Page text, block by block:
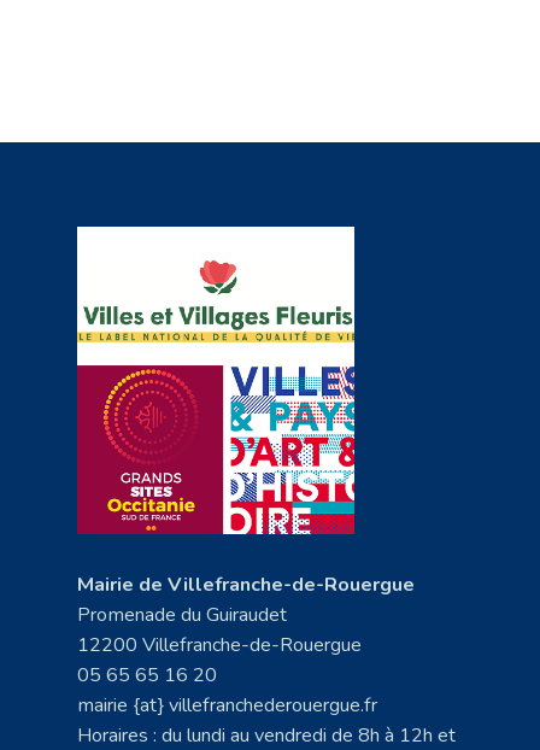
Mairie de Villefranche-de-Rouergue
Promenade du Guiraudet
12200 Villefranche-de-Rouergue
05 65 65 16 20
mairie {at} villefranchederouergue.fr
Horaires : du lundi au vendredi de 8h à 12h et